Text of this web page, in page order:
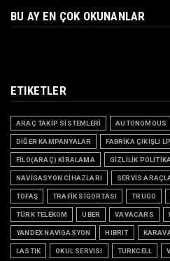
BU AY EN ÇOK OKUNANLAR
ETIKETLER
ARAÇ TAKİP SİSTEMLERİ AUTONOMOUS
DİĞER KAMPANYALAR FABRİKA ÇIKIŞLI
FİLO(ARAÇ) KİRALAMA GİZLİLİK
NAVİGASYON CİHAZLARI SERVİS
TOFAŞ TRAFİK SİGORTASI TRUGO
TÜRK TELEKOM UBER VAVACARS
YANDEX NAVIGASYON HIBRIT
LASTIK OKUL SERVISI TURKCELL